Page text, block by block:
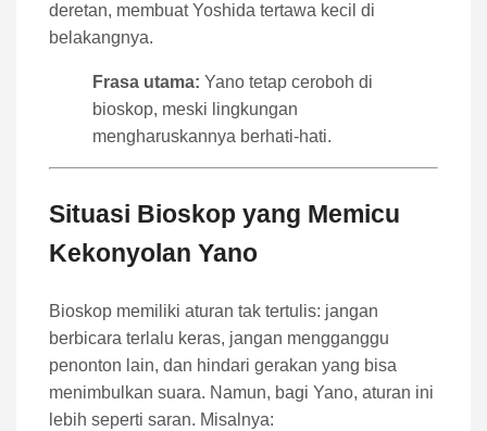
deretan, membuat Yoshida tertawa kecil di
belakangnya.
Frasa utama: Yano tetap ceroboh di
bioskop, meski lingkungan
mengharuskannya berhati-hati.
Situasi Bioskop yang Memicu
Kekonyolan Yano
Bioskop memiliki aturan tak tertulis: jangan
berbicara terlalu keras, jangan mengganggu
penonton lain, dan hindari gerakan yang bisa
menimbulkan suara. Namun, bagi Yano, aturan ini
lebih seperti saran. Misalnya: